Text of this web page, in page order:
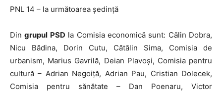
PNL 14 – la următoarea ședință
Dingrupul PSD la Comisia economică sunt: Călin Dobra,
Nicu Bădina, Dorin Cutu, Cătălin Sima, Comisia de
urbanism, Marius Gavrilă, Deian Plavoși, Comisia pentru
cultură – Adrian Negoiță, Adrian Pau, Cristian Dolecek,
Comisia pentru sănătate – Dan Poenaru, Victor